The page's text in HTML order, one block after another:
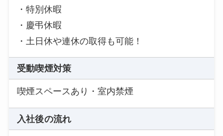
・特別休暇
・慶弔休暇
・土日休や連休の取得も可能！
受動喫煙対策
喫煙スペースあり・室内禁煙
入社後の流れ